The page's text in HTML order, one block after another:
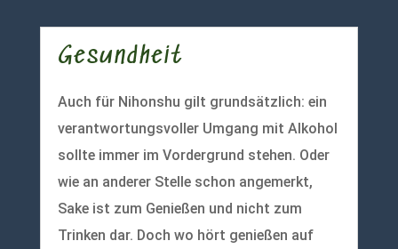
Gesundheit
Auch für Nihonshu gilt grundsätzlich: ein
verantwortungsvoller Umgang mit Alkohol
sollte immer im Vordergrund stehen. Oder
wie an anderer Stelle schon angemerkt,
Sake ist zum Genießen und nicht zum
Trinken dar. Doch wo hört genießen auf